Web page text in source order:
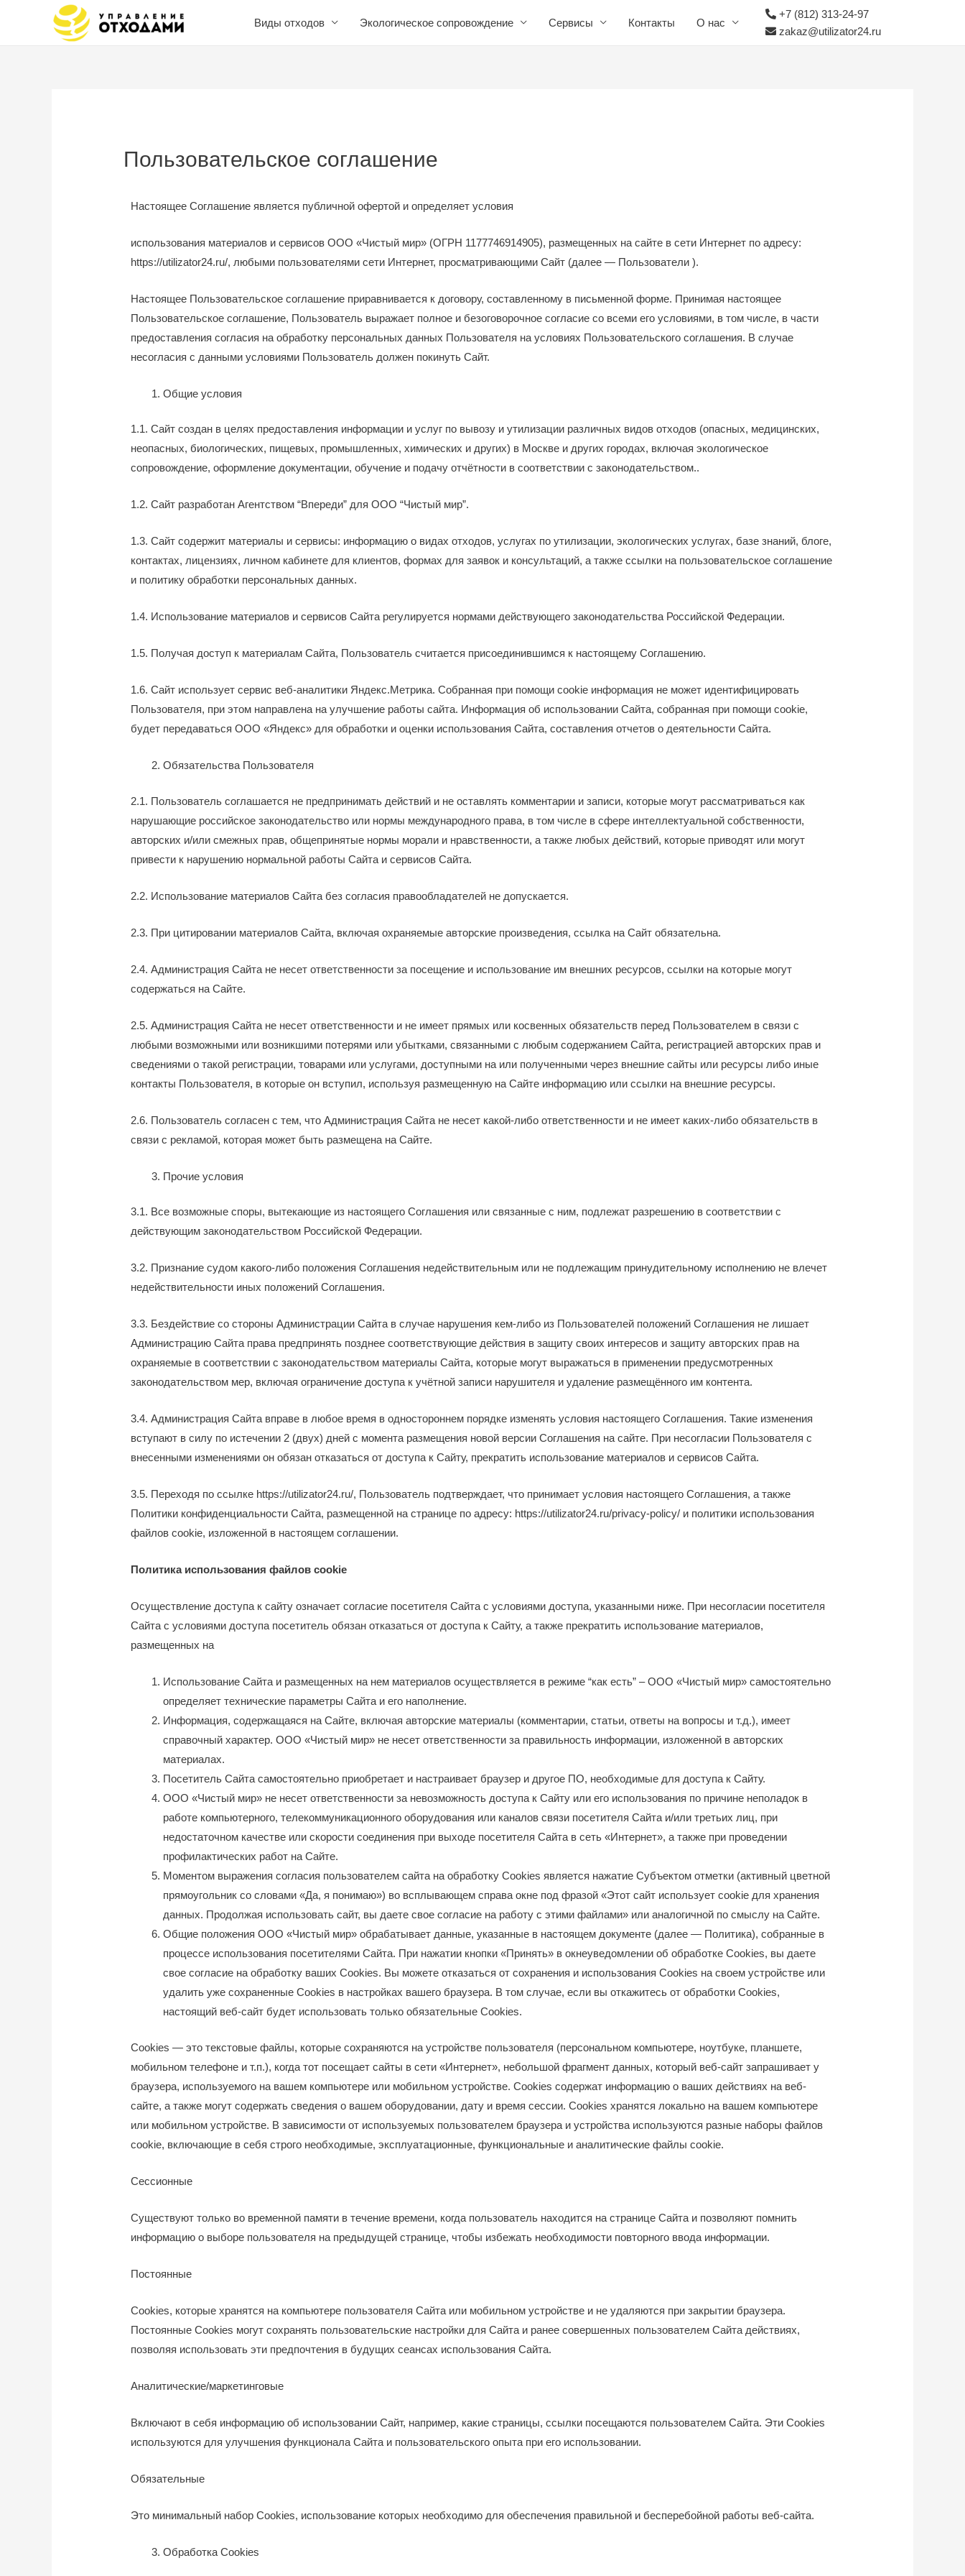
Виды отходов Экологическое сопровождение Сервисы Контакты О нас
+7 (812) 313-24-97
zakaz@utilizator24.ru
Пользовательское соглашение
Настоящее Соглашение является публичной офертой и определяет условия
использования материалов и сервисов ООО «Чистый мир» (ОГРН 1177746914905), размещенных на сайте в сети Интернет по адресу:
https://utilizator24.ru/, любыми пользователями сети Интернет, просматривающими Сайт (далее — Пользователи ).
Настоящее Пользовательское соглашение приравнивается к договору, составленному в письменной форме. Принимая настоящее
Пользовательское соглашение, Пользователь выражает полное и безоговорочное согласие со всеми его условиями, в том числе, в части
предоставления согласия на обработку персональных данных Пользователя на условиях Пользовательского соглашения. В случае
несогласия с данными условиями Пользователь должен покинуть Сайт.
Общие условия
1.1. Сайт создан в целях предоставления информации и услуг по вывозу и утилизации различных видов отходов (опасных, медицинских,
неопасных, биологических, пищевых, промышленных, химических и других) в Москве и других городах, включая экологическое
сопровождение, оформление документации, обучение и подачу отчётности в соответствии с законодательством..
1.2. Сайт разработан Агентством “Впереди” для ООО “Чистый мир”.
1.3. Сайт содержит материалы и сервисы: информацию о видах отходов, услугах по утилизации, экологических услугах, базе знаний, блоге,
контактах, лицензиях, личном кабинете для клиентов, формах для заявок и консультаций, а также ссылки на пользовательское соглашение
и политику обработки персональных данных.
1.4. Использование материалов и сервисов Сайта регулируется нормами действующего законодательства Российской Федерации.
1.5. Получая доступ к материалам Сайта, Пользователь считается присоединившимся к настоящему Соглашению.
1.6. Cайт использует сервис веб-аналитики Яндекс.Метрика. Собранная при помощи cookie информация не может идентифицировать
Пользователя, при этом направлена на улучшение работы сайта. Информация об использовании Сайта, собранная при помощи cookie,
будет передаваться ООО «Яндекс» для обработки и оценки использования Сайта, составления отчетов о деятельности Сайта.
Обязательства Пользователя
2.1. Пользователь соглашается не предпринимать действий и не оставлять комментарии и записи, которые могут рассматриваться как
нарушающие российское законодательство или нормы международного права, в том числе в сфере интеллектуальной собственности,
авторских и/или смежных прав, общепринятые нормы морали и нравственности, а также любых действий, которые приводят или могут
привести к нарушению нормальной работы Сайта и сервисов Сайта.
2.2. Использование материалов Сайта без согласия правообладателей не допускается.
2.3. При цитировании материалов Сайта, включая охраняемые авторские произведения, ссылка на Сайт обязательна.
2.4. Администрация Сайта не несет ответственности за посещение и использование им внешних ресурсов, ссылки на которые могут
содержаться на Сайте.
2.5. Администрация Сайта не несет ответственности и не имеет прямых или косвенных обязательств перед Пользователем в связи с
любыми возможными или возникшими потерями или убытками, связанными с любым содержанием Сайта, регистрацией авторских прав и
сведениями о такой регистрации, товарами или услугами, доступными на или полученными через внешние сайты или ресурсы либо иные
контакты Пользователя, в которые он вступил, используя размещенную на Сайте информацию или ссылки на внешние ресурсы.
2.6. Пользователь согласен с тем, что Администрация Сайта не несет какой-либо ответственности и не имеет каких-либо обязательств в
связи с рекламой, которая может быть размещена на Сайте.
Прочие условия
3.1. Все возможные споры, вытекающие из настоящего Соглашения или связанные с ним, подлежат разрешению в соответствии с
действующим законодательством Российской Федерации.
3.2. Признание судом какого-либо положения Соглашения недействительным или не подлежащим принудительному исполнению не влечет
недействительности иных положений Соглашения.
3.3. Бездействие со стороны Администрации Сайта в случае нарушения кем-либо из Пользователей положений Соглашения не лишает
Администрацию Сайта права предпринять позднее соответствующие действия в защиту своих интересов и защиту авторских прав на
охраняемые в соответствии с законодательством материалы Сайта, которые могут выражаться в применении предусмотренных
законодательством мер, включая ограничение доступа к учётной записи нарушителя и удаление размещённого им контента.
3.4. Администрация Сайта вправе в любое время в одностороннем порядке изменять условия настоящего Соглашения. Такие изменения
вступают в силу по истечении 2 (двух) дней с момента размещения новой версии Соглашения на сайте. При несогласии Пользователя с
внесенными изменениями он обязан отказаться от доступа к Сайту, прекратить использование материалов и сервисов Сайта.
3.5. Переходя по ссылке https://utilizator24.ru/, Пользователь подтверждает, что принимает условия настоящего Соглашения, а также
Политики конфиденциальности Сайта, размещенной на странице по адресу: https://utilizator24.ru/privacy-policy/ и политики использования
файлов cookie, изложенной в настоящем соглашении.
Политика использования файлов cookie
Осуществление доступа к сайту означает согласие посетителя Сайта с условиями доступа, указанными ниже. При несогласии посетителя
Сайта с условиями доступа посетитель обязан отказаться от доступа к Сайту, а также прекратить использование материалов,
размещенных на
Использование Сайта и размещенных на нем материалов осуществляется в режиме “как есть” – ООО «Чистый мир» самостоятельно
определяет технические параметры Сайта и его наполнение.
Информация, содержащаяся на Сайте, включая авторские материалы (комментарии, статьи, ответы на вопросы и т.д.), имеет
справочный характер. ООО «Чистый мир» не несет ответственности за правильность информации, изложенной в авторских
материалах.
Посетитель Сайта самостоятельно приобретает и настраивает браузер и другое ПО, необходимые для доступа к Сайту.
ООО «Чистый мир» не несет ответственности за невозможность доступа к Сайту или его использования по причине неполадок в
работе компьютерного, телекоммуникационного оборудования или каналов связи посетителя Сайта и/или третьих лиц, при
недостаточном качестве или скорости соединения при выходе посетителя Сайта в сеть «Интернет», а также при проведении
профилактических работ на Сайте.
Моментом выражения согласия пользователем сайта на обработку Cookies является нажатие Субъектом отметки (активный цветной
прямоугольник со словами «Да, я понимаю») во всплывающем справа окне под фразой «Этот сайт использует cookie для хранения
данных. Продолжая использовать сайт, вы даете свое согласие на работу с этими файлами» или аналогичной по смыслу на Сайте.
Общие положения ООО «Чистый мир» обрабатывает данные, указанные в настоящем документе (далее — Политика), собранные в
процессе использования посетителями Сайта. При нажатии кнопки «Принять» в окнеуведомлении об обработке Cookies, вы даете
свое согласие на обработку ваших Cookies. Вы можете отказаться от сохранения и использования Cookies на своем устройстве или
удалить уже сохраненные Cookies в настройках вашего браузера. В том случае, если вы откажитесь от обработки Cookies,
настоящий веб-сайт будет использовать только обязательные Cookies.
Сookies — это текстовые файлы, которые сохраняются на устройстве пользователя (персональном компьютере, ноутбуке, планшете,
мобильном телефоне и т.п.), когда тот посещает сайты в сети «Интернет», небольшой фрагмент данных, который веб-сайт запрашивает у
браузера, используемого на вашем компьютере или мобильном устройстве. Cookies содержат информацию о ваших действиях на веб-
сайте, а также могут содержать сведения о вашем оборудовании, дату и время сессии. Сookies хранятся локально на вашем компьютере
или мобильном устройстве. В зависимости от используемых пользователем браузера и устройства используются разные наборы файлов
cookie, включающие в себя строго необходимые, эксплуатационные, функциональные и аналитические файлы cookie.
Сессионные
Существуют только во временной памяти в течение времени, когда пользователь находится на странице Сайта и позволяют помнить
информацию о выборе пользователя на предыдущей странице, чтобы избежать необходимости повторного ввода информации.
Постоянные
Сookies, которые хранятся на компьютере пользователя Сайта или мобильном устройстве и не удаляются при закрытии браузера.
Постоянные Сookies могут сохранять пользовательские настройки для Сайта и ранее совершенных пользователем Сайта действиях,
позволяя использовать эти предпочтения в будущих сеансах использования Сайта.
Аналитические/маркетинговые
Включают в себя информацию об использовании Сайт, например, какие страницы, ссылки посещаются пользователем Сайта. Эти Cookies
используются для улучшения функционала Сайта и пользовательского опыта при его использовании.
Обязательные
Это минимальный набор Cookies, использование которых необходимо для обеспечения правильной и бесперебойной работы веб-сайта.
Обработка Cookies